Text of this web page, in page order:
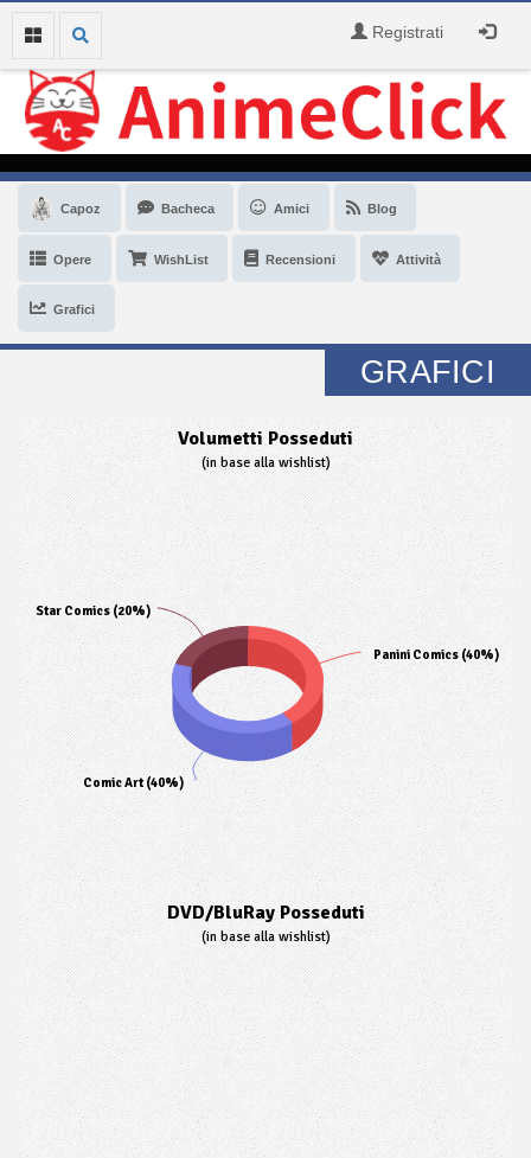
Registrati
Capoz Bacheca Amici Blog
Opere WishList Recensioni Attività
Grafici
GRAFICI
Volumetti Posseduti
(in base alla wishlist)
Panini Comics (40%)
Comic Art (40%)
Star Comics (20%)
DVD/BluRay Posseduti
(in base alla wishlist)